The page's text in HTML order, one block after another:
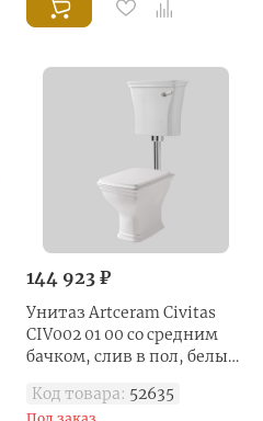
144 923 ₽
Унитаз Artceram Civitas
CIV002 01 00 со средним
бачком, слив в пол, белый/
Код товара: 52635